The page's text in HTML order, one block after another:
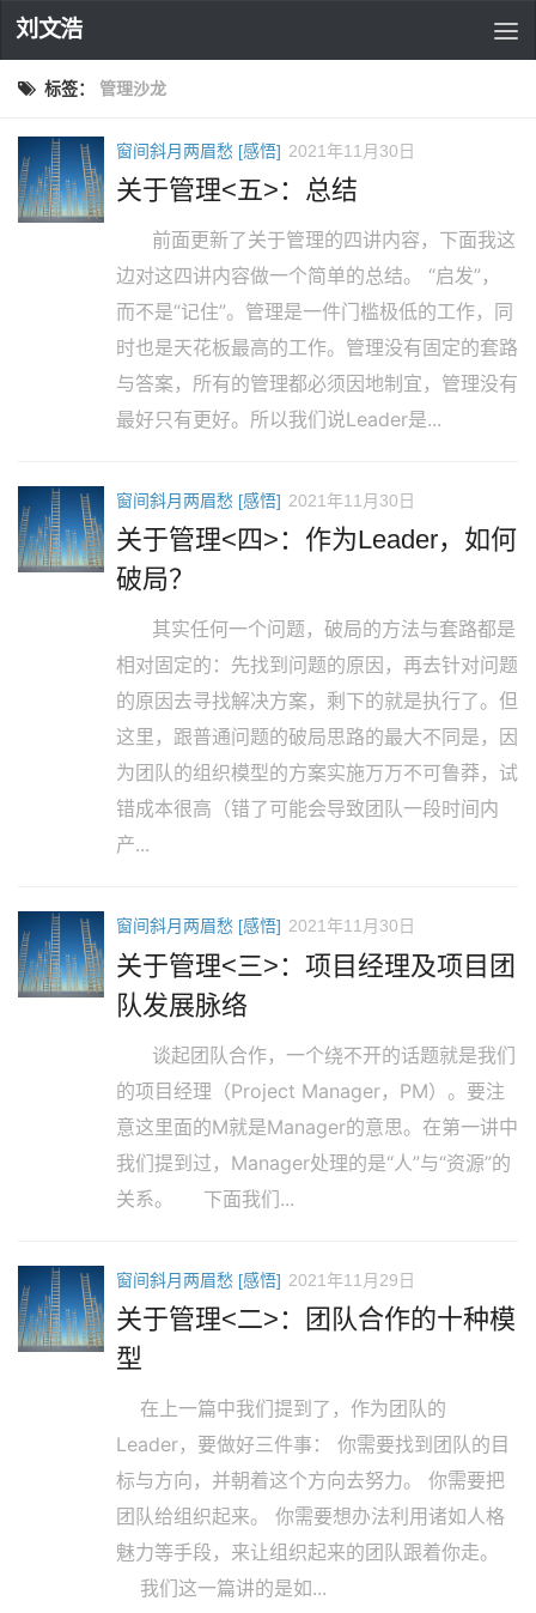
刘文浩
标签： 管理沙龙
窗间斜月两眉愁 [感悟] 2021年11月30日
关于管理<五>：总结
前面更新了关于管理的四讲内容，下面我这
边对这四讲内容做一个简单的总结。 “启发”，
而不是“记住”。管理是一件门槛极低的工作，同
时也是天花板最高的工作。管理没有固定的套路
与答案，所有的管理都必须因地制宜，管理没有
最好只有更好。所以我们说Leader是...
窗间斜月两眉愁 [感悟] 2021年11月30日
关于管理<四>：作为Leader，如何
破局？
其实任何一个问题，破局的方法与套路都是
相对固定的：先找到问题的原因，再去针对问题
的原因去寻找解决方案，剩下的就是执行了。但
这里，跟普通问题的破局思路的最大不同是，因
为团队的组织模型的方案实施万万不可鲁莽，试
错成本很高（错了可能会导致团队一段时间内
产...
窗间斜月两眉愁 [感悟] 2021年11月30日
关于管理<三>：项目经理及项目团
队发展脉络
谈起团队合作，一个绕不开的话题就是我们
的项目经理（Project Manager，PM）。要注
意这里面的M就是Manager的意思。在第一讲中
我们提到过，Manager处理的是“人”与“资源”的
关系。 下面我们...
窗间斜月两眉愁 [感悟] 2021年11月29日
关于管理<二>：团队合作的十种模
型
在上一篇中我们提到了，作为团队的
Leader，要做好三件事： 你需要找到团队的目
标与方向，并朝着这个方向去努力。 你需要把
团队给组织起来。 你需要想办法利用诸如人格
魅力等手段，来让组织起来的团队跟着你走。
我们这一篇讲的是如...